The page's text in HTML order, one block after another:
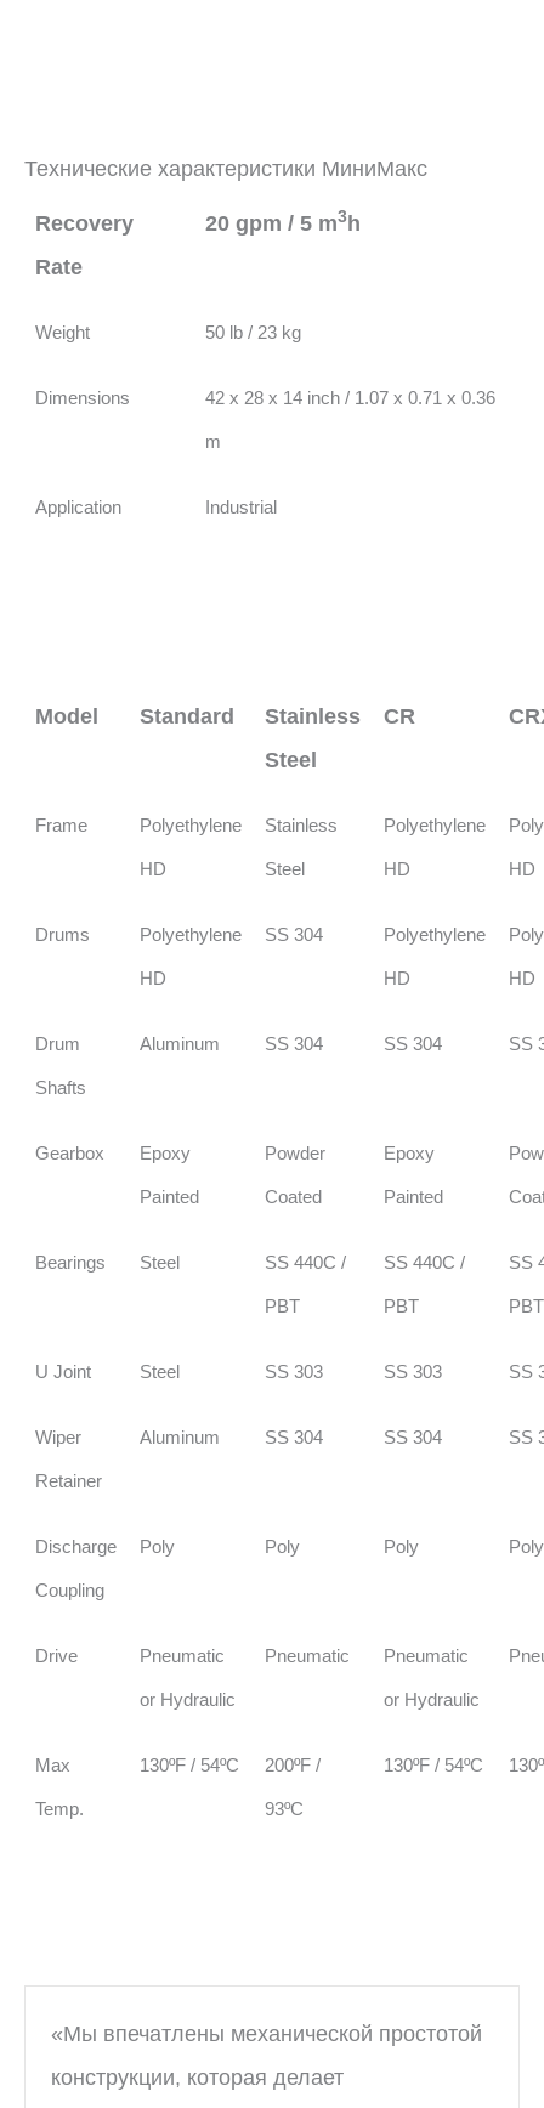
Технические характеристики МиниМакс
Recovery
Rate
20 gpm / 5 m3h
Weight 50 lb / 23 kg
Dimensions 42 x 28 x 14 inch / 1.07 x 0.71 x 0.36
m
Application Industrial
Model Standard
Stainless
Steel
CR
Frame Polyethylene
HD
Stainless
Steel
Polyethylene
HD HD
Drums Polyethylene
HD
SS 304 Polyethylene
HD HD
Drum
Shafts
Aluminum SS 304 SS 304 SS
Gearbox Epoxy
Painted
Powder
Coated
Epoxy
Painted
Bearings Steel SS 440C /
PBT
SS 440C /
PBT
SS
PBT
U Joint Steel SS 303 SS 303 SS
Wiper
Retainer
Aluminum SS 304 SS 304 SS
Discharge
Coupling
Poly Poly Poly Poly
Drive Pneumatic
or Hydraulic
Pneumatic Pneumatic
or Hydraulic
Max
Temp.
130ºF / 54ºC 200ºF /
93ºC
130ºF / 54ºC
«Мы впечатлены механической простотой
конструкции, которая делает